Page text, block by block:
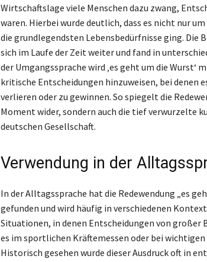
Wirtschaftslage viele Menschen dazu zwang,
waren. Hierbei wurde deutlich, dass es nicht nur
die grundlegendsten Lebensbedürfnisse ging. Die
sich im Laufe der Zeit weiter und fand in
der Umgangssprache wird ‚es geht um die
kritische Entscheidungen hinzuweisen, bei denen
verlieren oder zu gewinnen. So spiegelt die
Moment wider, sondern auch die tief verwurzelte
deutschen Gesellschaft.
Verwendung in der
In der Alltagssprache hat die Redewendung „es
gefunden und wird häufig in verschiedenen
Situationen, in denen Entscheidungen von großer
es im sportlichen Kräftemessen oder bei
Historisch gesehen wurde dieser Ausdruck oft in